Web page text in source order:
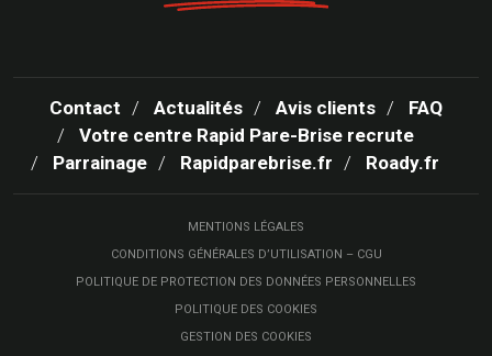
Contact Actualités Avis clients
FAQ
Votre centre Rapid Pare-Brise recrute
Parrainage
Rapidparebrise.fr Roady.fr
MENTIONS LÉGALES
CONDITIONS GÉNÉRALES D’UTILISATION – CGU
POLITIQUE DE PROTECTION DES DONNÉES PERSONNELLES
POLITIQUE DES COOKIES
GESTION DES COOKIES